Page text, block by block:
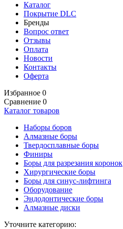
Каталог
Покрытие DLC
Бренды
Вопрос ответ
Отзывы
Оплата
Новости
Контакты
Оферта
Избранное 0
Сравнение 0
Каталог товаров
Наборы боров
Алмазные боры
Твердосплавные боры
Финиры
Боры для разрезания коронок
Хирургические боры
Боры для синус-лифтинга
Оборудование
Эндодонтические боры
Алмазные диски
Уточните категорию: